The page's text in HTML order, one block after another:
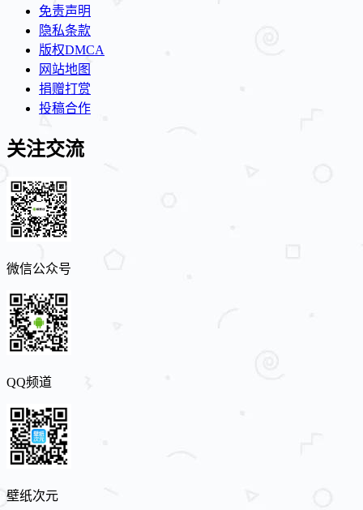
免责声明
隐私条款
版权DMCA
网站地图
捐赠打赏
投稿合作
关注交流
微信公众号
QQ频道
壁纸次元